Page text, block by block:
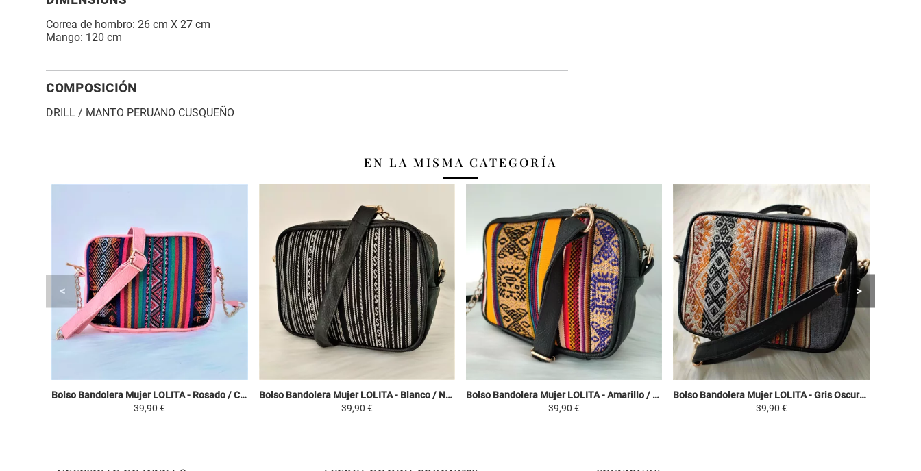
Correa de hombro: 26 cm X 27 cm
Mango: 120 cm
COMPOSICIÓN
DRILL / MANTO PERUANO CUSQUEÑO
EN LA MISMA CATEGORÍA
Bolso Bandolera Mujer LOLITA - Rosado / Colorido - Manto Peruano Motivos Étnicos
39,90 €
Bolso Bandolera Mujer LOLITA - Blanco / Negro - Manto Peruano Motivos Étnicos
39,90 €
Bolso Bandolera Mujer LOLITA - Amarillo / Colorido - Manto Peruano Motivos Étnicos
39,90 €
Bolso Bandolera Mujer LOLITA - Gris Oscuro / Tonos Marrones - Manto Peruano Motivos Étnicos
39,90 €